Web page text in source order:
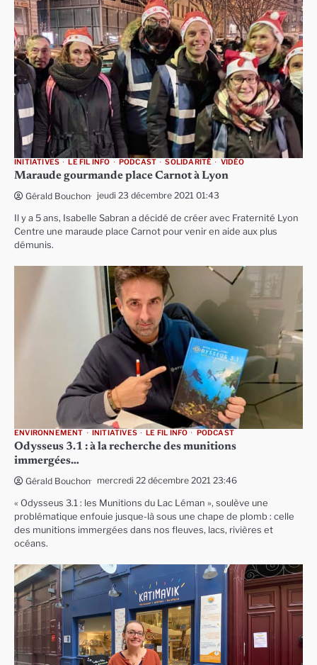
INITIATIVES LE FIL INFO PODCAST SOLIDARITÉ VIDÉO
Maraude gourmande place Carnot à Lyon
Gérald Bouchon jeudi 23 décembre 2021 01:43
Il y a 5 ans, Isabelle Sabran a décidé de créer avec Fraternité Lyon
Centre une maraude place Carnot pour venir en aide aux plus
démunis.
ENVIRONNEMENT INITIATIVES LE FIL INFO PODCAST
Odysseus 3.1 : à la recherche des munitions
immergées…
Gérald Bouchon mercredi 22 décembre 2021 23:46
« Odysseus 3.1 : les Munitions du Lac Léman », soulève une
problématique enfouie jusque-là sous une chape de plomb : celle
des munitions immergées dans nos fleuves, lacs, rivières et
océans.